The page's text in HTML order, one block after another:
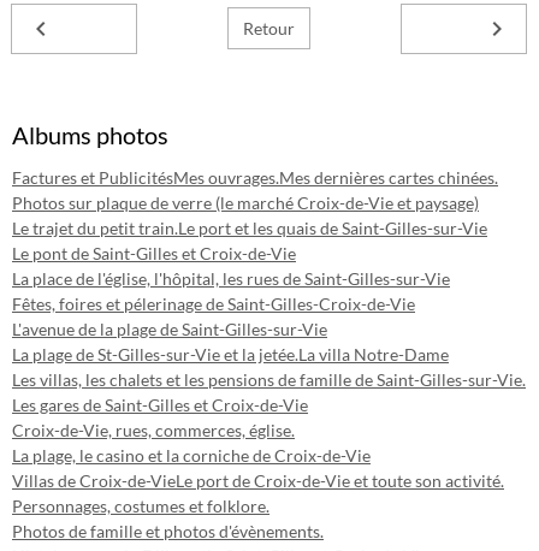
Retour
Albums photos
Factures et PublicitésMes ouvrages.Mes dernières cartes chinées.
Photos sur plaque de verre (le marché Croix-de-Vie et paysage)
Le trajet du petit train.Le port et les quais de Saint-Gilles-sur-Vie
Le pont de Saint-Gilles et Croix-de-Vie
La place de l'église, l'hôpital, les rues de Saint-Gilles-sur-Vie
Fêtes, foires et pélerinage de Saint-Gilles-Croix-de-Vie
L'avenue de la plage de Saint-Gilles-sur-Vie
La plage de St-Gilles-sur-Vie et la jetée.La villa Notre-Dame
Les villas, les chalets et les pensions de famille de Saint-Gilles-sur-Vie.
Les gares de Saint-Gilles et Croix-de-Vie
Croix-de-Vie, rues, commerces, église.
La plage, le casino et la corniche de Croix-de-Vie
Villas de Croix-de-VieLe port de Croix-de-Vie et toute son activité.
Personnages, costumes et folklore.
Photos de famille et photos d'évènements.